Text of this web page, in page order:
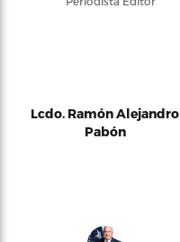
Lcdo. Ramón Alejandro
Pabón